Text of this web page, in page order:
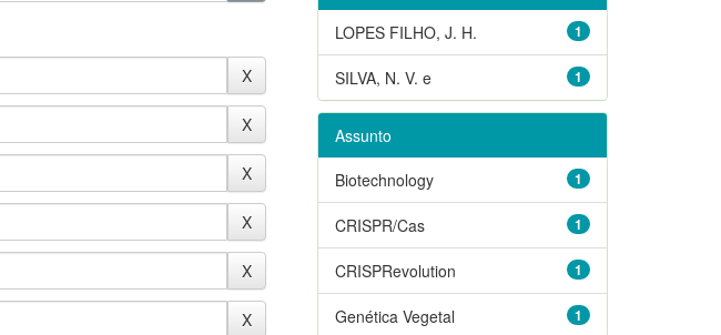
1
LOPES FILHO, J. H.
1
SILVA, N. V. e
Assunto
1
Biotechnology
1
CRISPR/Cas
1
CRISPRevolution
1
Genética Vegetal